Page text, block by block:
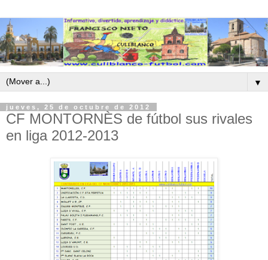
▼
jueves, 25 de octubre de 2012
CF MONTORNÈS de fútbol sus rivales
en liga 2012-2013